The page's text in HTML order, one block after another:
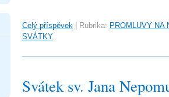
Celý příspěvek Rubrika: PROMLUVY NA
SVÁTKY
Svátek sv. Jana